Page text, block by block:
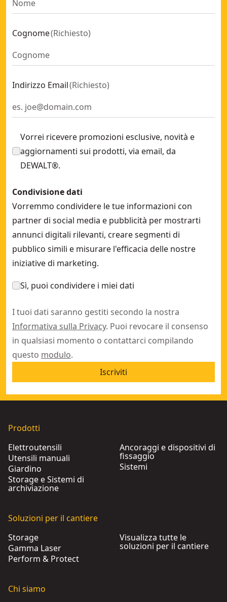
DEWALT® DM-PRO M10 Placcato in zinco (100 PK)- SKU:
Wall-Dog Tasselli a vite
- SKU:
DEWALT® M12 DM-PRO Ancora Ghiacciata Placcata in
Tasselli per Gasbeton
Tasselli per Gasbeton- SKU:DFM3450100
Wall-Dog Tasselli a vite- SKU:
Cognome(Richiesto)
Indirizzo Email(Richiesto)
Vorrei ricevere promozioni esclusive, novità e
aggiornamenti sui prodotti, via email, da
DEWALT®.
Condivisione dati
Vorremmo condividere le tue informazioni con
partner di social media e pubblicità per mostrarti
annunci digitali rilevanti, creare segmenti di
pubblico simili e misurare l'efficacia delle nostre
iniziative di marketing.
Sì, puoi condividere i miei dati
I tuoi dati saranno gestiti secondo la nostra
Informativa sulla Privacy. Puoi revocare il consenso
in qualsiasi momento o contattarci compilando
questo modulo.
Iscriviti
Prodotti
Elettroutensili
Utensili manuali
Giardino
Storage e Sistemi di
archiviazione
Ancoraggi e dispositivi di
fissaggio
Sistemi
Soluzioni per il cantiere
Storage
Gamma Laser
Perform & Protect
Visualizza tutte le
soluzioni per il cantiere
Chi siamo